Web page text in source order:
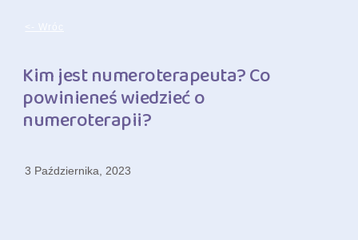
<- Wróc
Kim jest numeroterapeuta? Co
powinieneś wiedzieć o
numeroterapii?
3 Października, 2023